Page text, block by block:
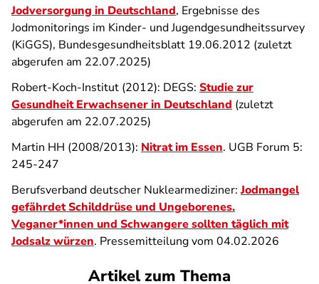
Jodversorgung in Deutschland, Ergebnisse des
Jodmonitorings im Kinder- und Jugendgesundheitssurvey
(KiGGS), Bundesgesundheitsblatt 19.06.2012 (zuletzt
abgerufen am 22.07.2025)
Robert-Koch-Institut (2012): DEGS: Studie zur
Gesundheit Erwachsener in Deutschland (zuletzt
abgerufen am 22.07.2025)
Martin HH (2008/2013): Nitrat im Essen. UGB Forum 5:
245-247
Berufsverband deutscher Nuklearmediziner:Jodmangel
gefährdet Schilddrüse und Ungeborenes.
Veganer*innen und Schwangere sollten täglich mit
Jodsalz würzen. Pressemitteilung vom 04.02.2026
Artikel zum Thema